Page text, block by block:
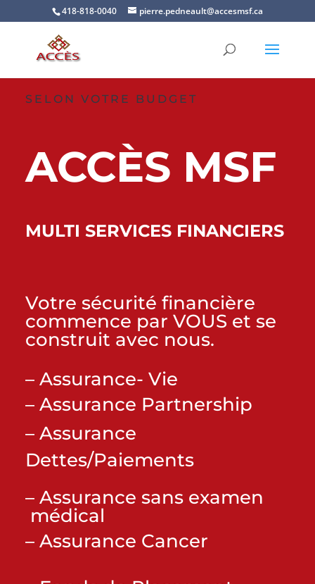
418-818-0040 pierre.pedneault@accesmsf.ca
SELON VOTRE BUDGET
ACCÈS MSF
MULTI SERVICES FINANCIERS
Votre sécurité financière
commence par VOUS et se
construit avec nous.
– Assurance- Vie
– Assurance Partnership
– Assurance
Dettes/Paiements
– Assurance sans examen
médical
– Assurance Cancer